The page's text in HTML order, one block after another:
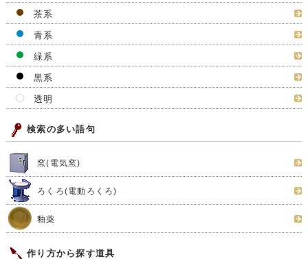
茶系
青系
緑系
黒系
透明
検索の多い語句
窯(電気窯)
ろくろ(電動ろくろ)
釉薬
作り方から探す道具